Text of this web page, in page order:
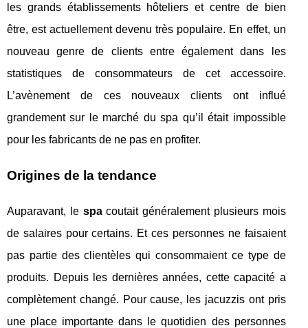
les grands établissements hôteliers et centre de bien
être, est actuellement devenu très populaire. En effet, un
nouveau genre de clients entre également dans les
statistiques de consommateurs de cet accessoire.
L’avènement de ces nouveaux clients ont influé
grandement sur le marché du spa qu’il était impossible
pour les fabricants de ne pas en profiter.
Origines de la tendance
Auparavant, le spacoutait généralement plusieurs mois
de salaires pour certains. Et ces personnes ne faisaient
pas partie des clientèles qui consommaient ce type de
produits. Depuis les dernières années, cette capacité a
complètement changé. Pour cause, les jacuzzis ont pris
une place importante dans le quotidien des personnes